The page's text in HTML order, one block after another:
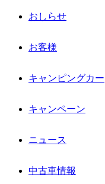
おしらせ
お客様
キャンピングカー
キャンペーン
ニュース
中古車情報